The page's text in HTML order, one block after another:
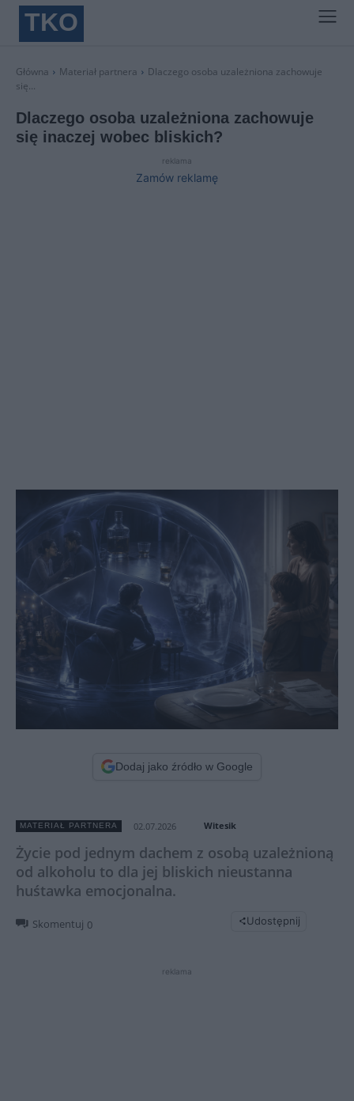
TKO
Główna Materiał partnera
Dlaczego osoba uzależniona zachowuje
się...
Dlaczego osoba uzależniona zachowuje
się inaczej wobec bliskich?
reklama
Zamów reklamę
Dodaj jako źródło w Google
MATERIAŁ PARTNERA 02.07.2026 Witesik
Życie pod jednym dachem z osobą uzależnioną
od alkoholu to dla jej bliskich nieustanna
huśtawka emocjonalna.
Skomentuj 0 Udostępnij
reklama